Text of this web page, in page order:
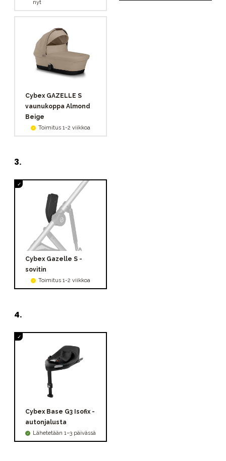
nyt
Cybex GAZELLE S
vaunukoppa Almond
Beige
Toimitus 1-2 viikkoa
3.
Cybex Gazelle S -
sovitin
Toimitus 1-2 viikkoa
4.
Cybex Base G3 Isofix -
autonjalusta
Lähetetään 1–3 päivässä